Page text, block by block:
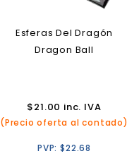
Esferas Del Dragón
Dragon Ball
$21.00 inc. IVA
(Precio oferta al contado)
PVP:$22.68